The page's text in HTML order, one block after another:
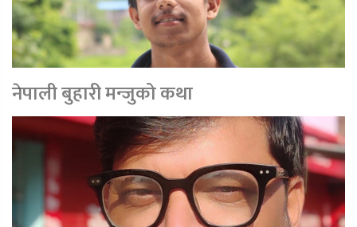
नेपाली बुहारी मन्जुको कथा